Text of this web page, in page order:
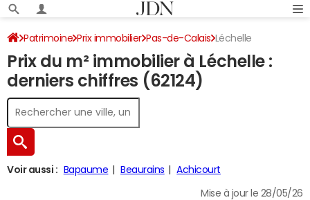
Patrimoine Prix immobilier Pas-de-Calais Léchelle
Prix du m² immobilier à Léchelle :
derniers chiffres (62124)
Voir aussi : Bapaume Beaurains Achicourt
Mise à jour le 28/05/26